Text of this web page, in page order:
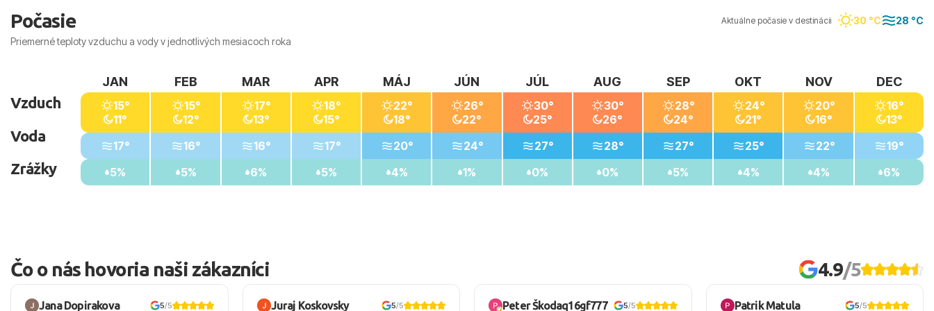
Počasie
Priemerné teploty vzduchu a vody v jednotlivých mesiacoch roka
Aktuálne počasie v destinácii 30 °C 28 °C
Vzduch
Voda
Zrážky
JAN
15°
11°
17°
5%
FEB
15°
12°
16°
5%
MAR
17°
13°
16°
6%
APR
18°
15°
17°
5%
MÁJ
22°
18°
20°
4%
JÚN
26°
22°
24°
1%
JÚL
30°
25°
27°
0%
AUG
30°
26°
28°
0%
SEP
28°
24°
27°
5%
OKT
24°
21°
25°
4%
NOV
20°
16°
22°
4%
DEC
16°
13°
19°
6%
Čo o nás hovoria naši zákazníci 4.9/5
Jana Dopirakova 5/5 Juraj Koskovsky 5/5 Peter Škodaq16gf777 5/5 Patrik Matula 5/5